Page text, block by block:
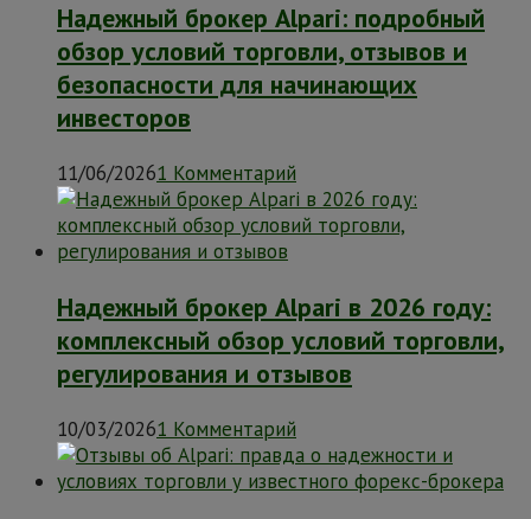
Надежный брокер Alpari: подробный
обзор условий торговли, отзывов и
безопасности для начинающих
инвесторов
11/06/20261 Комментарий
Надежный брокер Alpari в 2026 году:
комплексный обзор условий торговли,
регулирования и отзывов
10/03/20261 Комментарий